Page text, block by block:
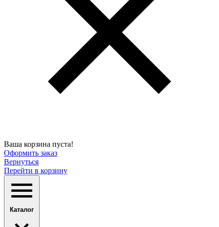
Ваша корзина пуста!
Оформить заказ
Вернуться
Перейти в корзину
Каталог